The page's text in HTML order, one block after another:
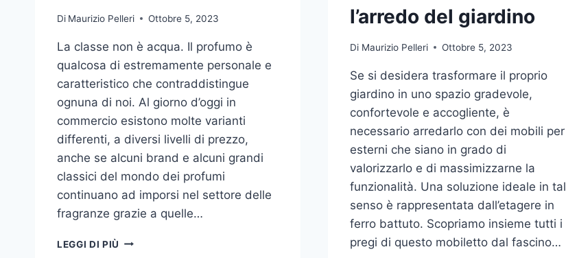
Di Maurizio Pelleri Ottobre 5, 2023
La classe non è acqua. Il profumo è
qualcosa di estremamente personale e
caratteristico che contraddistingue
ognuna di noi. Al giorno d’oggi in
commercio esistono molte varianti
differenti, a diversi livelli di prezzo,
anche se alcuni brand e alcuni grandi
classici del mondo dei profumi
continuano ad imporsi nel settore delle
fragranze grazie a quelle…
LEGGI DI PIÙ
l’arredo del giardino
Di Maurizio Pelleri Ottobre 5, 2023
Se si desidera trasformare il proprio
giardino in uno spazio gradevole,
confortevole e accogliente, è
necessario arredarlo con dei mobili per
esterni che siano in grado di
valorizzarlo e di massimizzarne la
funzionalità. Una soluzione ideale in tal
senso è rappresentata dall’etagere in
ferro battuto. Scopriamo insieme tutti i
pregi di questo mobiletto dal fascino…